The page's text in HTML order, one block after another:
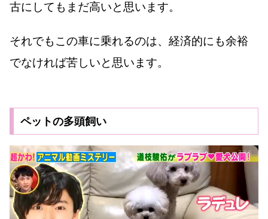
古にしてもまだ高いと思います。
それでもこの車に乗れるのは、経済的にも余裕
でなければ苦しいと思います。
ペットの多頭飼い